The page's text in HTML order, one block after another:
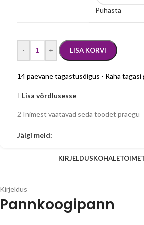
Puhasta
- + LISA KORVI
14 päevane tagastusõigus - Raha tagasi
Lisa võrdlusesse
2 Inimest vaatavad seda toodet praegu
Jälgi meid:
KIRJELDUS
Kirjeldus
Pannkoogipann